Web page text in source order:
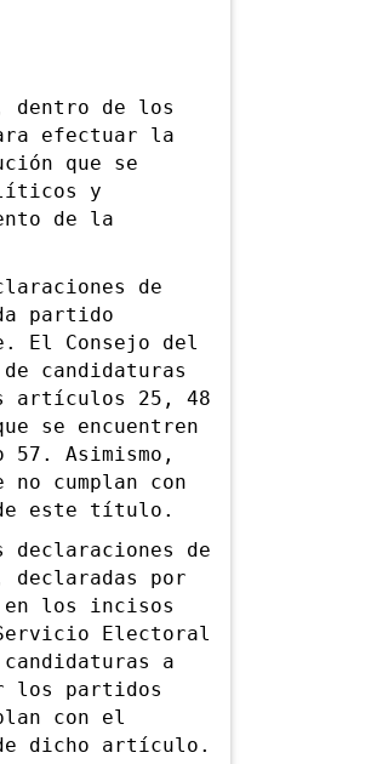
de los
efectuar la
que se
y
de la
de
partido
El Consejo del
candidaturas
artículos 25, 48
se encuentren
Asimismo,
cumplan con
este título.
de
declaradas por
los incisos
Electoral
a
los partidos
con el
dicho artículo.